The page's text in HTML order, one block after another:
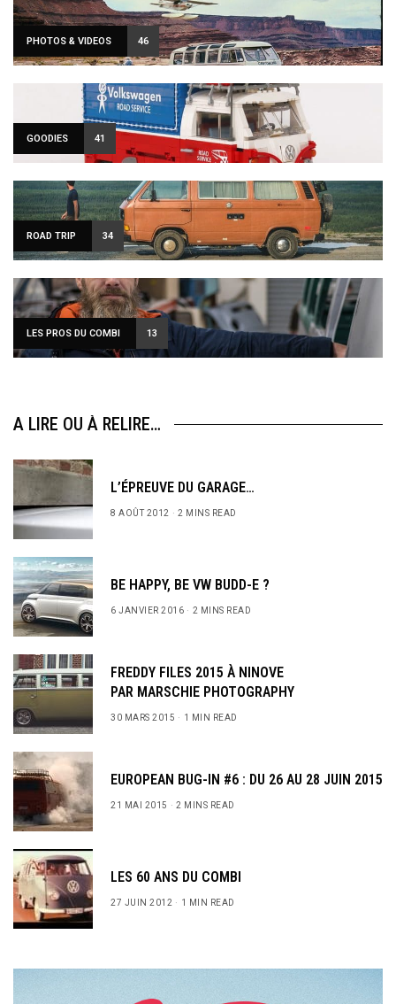
PHOTOS & VIDEOS 46
GOODIES 41
ROAD TRIP 34
LES PROS DU COMBI 13
A LIRE OU À RELIRE…
L’ÉPREUVE DU GARAGE…
8 AOÛT 2012 2 MINS READ
BE HAPPY, BE VW BUDD-E ?
6 JANVIER 2016 2 MINS READ
FREDDY FILES 2015 À NINOVE
PAR MARSCHIE PHOTOGRAPHY
30 MARS 2015 1 MIN READ
EUROPEAN BUG-IN #6 : DU 26 AU 28 JUIN 2015
21 MAI 2015 2 MINS READ
LES 60 ANS DU COMBI
27 JUIN 2012 1 MIN READ